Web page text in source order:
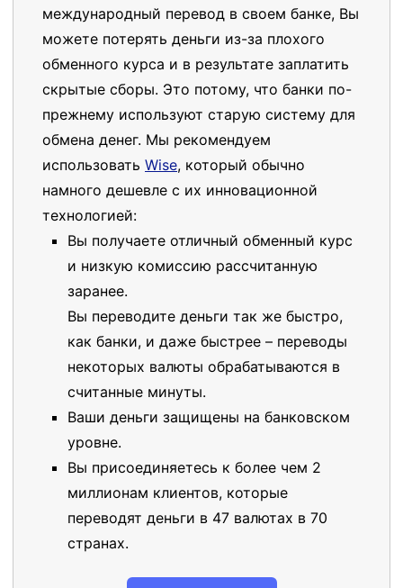
международный перевод в своем банке, Вы
можете потерять деньги из-за плохого
обменного курса и в результате заплатить
скрытые сборы. Это потому, что банки по-
прежнему используют старую систему для
обмена денег. Мы рекомендуем
использовать Wise, который обычно
намного дешевле с их инновационной
технологией:
Вы получаете отличный обменный курс
и низкую комиссию рассчитанную
заранее.
Вы переводите деньги так же быстро,
как банки, и даже быстрее – переводы
некоторых валюты обрабатываются в
считанные минуты.
Ваши деньги защищены на банковском
уровне.
Вы присоединяетесь к более чем 2
миллионам клиентов, которые
переводят деньги в 47 валютах в 70
странах.